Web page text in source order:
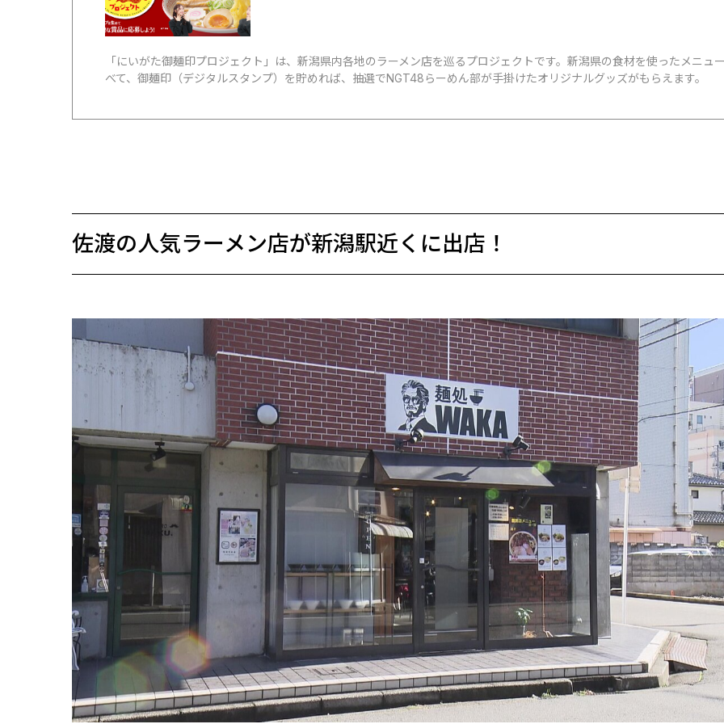
「にいがた御麺印プロジェクト」は、新潟県内各地のラーメン店を巡るプロジェクトです。新潟県の食材を使ったメニュ
べて、御麺印（デジタルスタンプ）を貯めれば、抽選でNGT48らーめん部が手掛けたオリジナルグッズがもらえます。
佐渡の人気ラーメン店が新潟駅近くに出店！